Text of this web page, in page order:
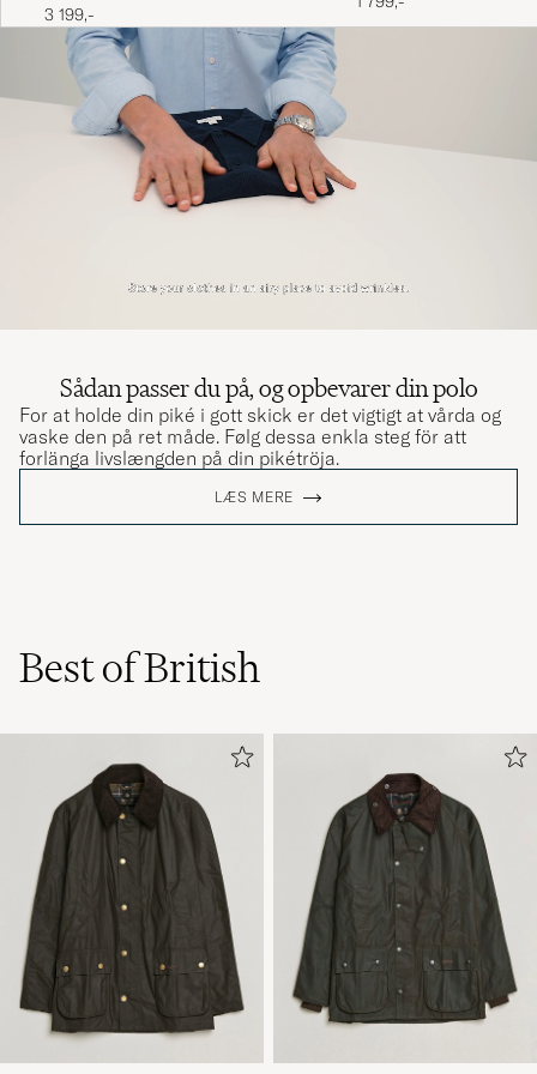
3 199,-
Sådan passer du på, og opbevarer din polo
For at holde din piké i gott skick er det vigtigt at vårda og
vaske den på ret måde. Følg dessa enkla steg för att
forlänga livslængden på din pikétröja.
LÆS MERE
Best of British